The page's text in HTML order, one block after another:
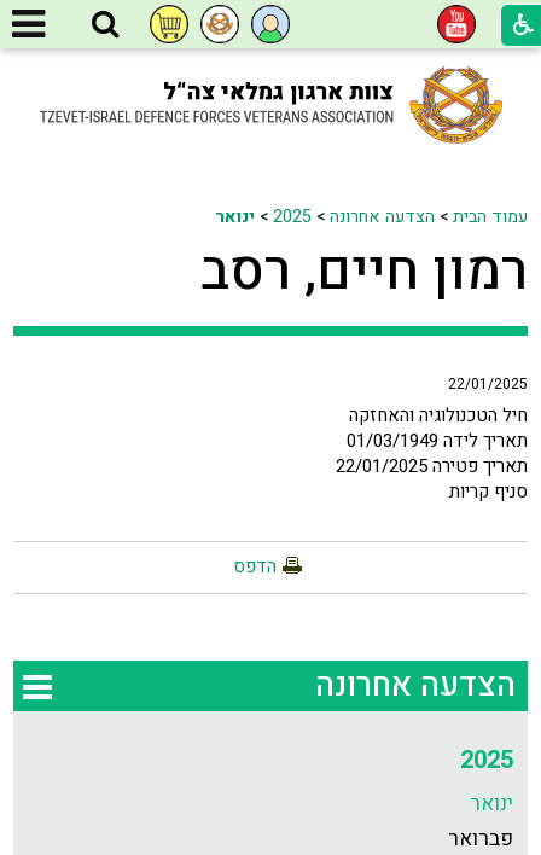
עמוד הבית> הצדעה אחרונה>
2025
>ינואר
רמון חיים, רסב
22/01/2025
חיל הטכנולוגיה והאחזקה
תאריך לידה 01/03/1949
תאריך פטירה 22/01/2025
סניף קריות
הדפס
הצדעה אחרונה
2025
ינואר
פברואר